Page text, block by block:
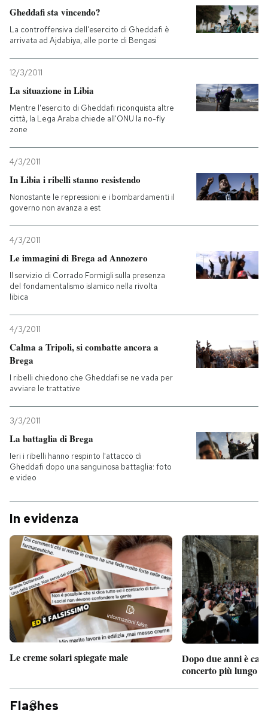
Gheddafi sta vincendo?
La controffensiva dell'esercito di Gheddafi è
arrivata ad Ajdabiya, alle porte di Bengasi
12/3/2011
La situazione in Libia
Mentre l'esercito di Gheddafi riconquista altre
città, la Lega Araba chiede all'ONU la no-fly
zone
4/3/2011
In Libia i ribelli stanno resistendo
Nonostante le repressioni e i bombardamenti il
governo non avanza a est
4/3/2011
Le immagini di Brega ad Annozero
Il servizio di Corrado Formigli sulla presenza
del fondamentalismo islamico nella rivolta
libica
4/3/2011
Calma a Tripoli, si combatte ancora a
Brega
I ribelli chiedono che Gheddafi se ne vada per
avviare le trattative
3/3/2011
La battaglia di Brega
Ieri i ribelli hanno respinto l'attacco di
Gheddafi dopo una sanguinosa battaglia: foto
e video
In evidenza
Le creme solari spiegate male
Dopo due anni è
concerto più lungo
Fla hes